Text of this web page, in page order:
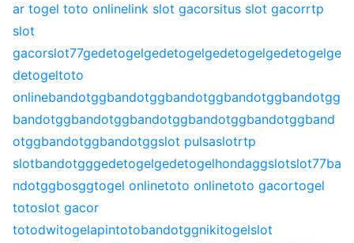
ar togel toto onlinelink slot gacorsitus slot gacorrtp
slot
gacorslot77gedetogelgedetogelgedetogelgedetogelge
detogeltoto
onlinebandotggbandotggbandotggbandotggbandotgg
bandotggbandotggbandotggbandotggbandotggband
otggbandotggbandotggslot pulsaslotrtp
slotbandotgggedetogelgedetogelhondaggslotslot77ba
ndotggbosggtogel onlinetoto onlinetoto gacortogel
totoslot gacor
totodwitogelapintotobandotggnikitogelslot